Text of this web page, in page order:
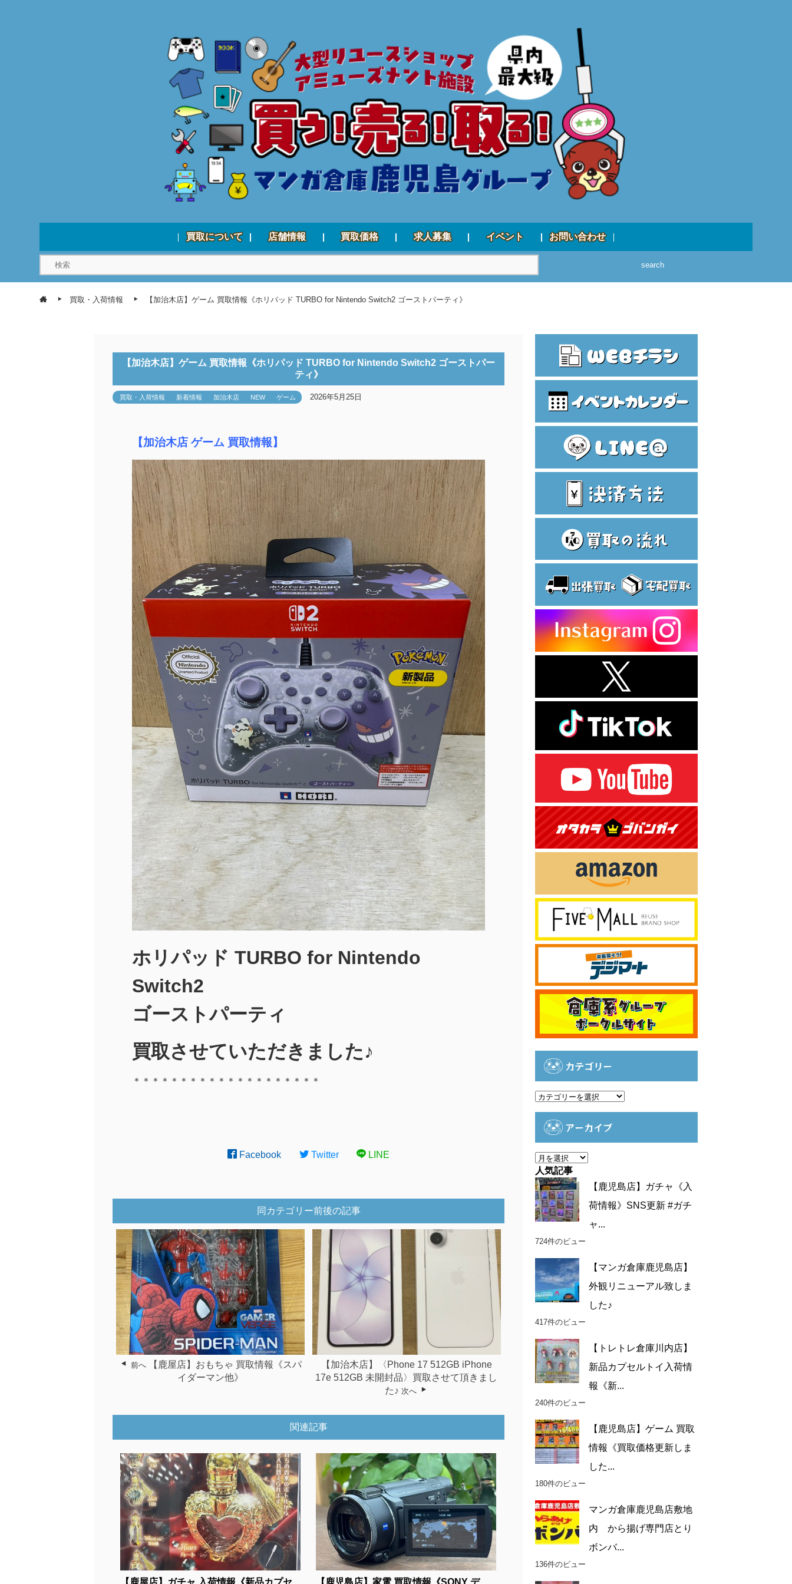
買取について 店舗情報 買取価格 求人募集 イベント お問い合わせ
search
買取・入荷情報 【加治木店】ゲーム 買取情報《ホリパッド TURBO for Nintendo Switch2 ゴーストパーティ》
【加治木店】ゲーム 買取情報《ホリパッド TURBO for Nintendo Switch2 ゴーストパー
ティ》
買取・入荷情報 新着情報 加治木店 NEW ゲーム 2026年5月25日
【加治木店 ゲーム 買取情報】
ホリパッド TURBO for Nintendo
Switch2
ゴーストパーティ
買取させていただきました♪
＊＊＊＊＊＊＊＊＊＊＊＊＊＊＊＊＊＊＊＊
Facebook Twitter LINE
同カテゴリー前後の記事
前へ
【鹿屋店】おもちゃ 買取情報《スパ
イダーマン他》
【加治木店】〈Phone 17 512GB iPhone
17e 512GB 未開封品〉買取させて頂きまし
た♪ 次へ
関連記事
【鹿屋店】ガチャ 入荷情報《新品カプセ 【鹿児島店】家電 買取情報《SONY デ...
カテゴリー
カ
アーカイブ
ア
ー
カ
イ
ブ
人気記事
【鹿児島店】ガチャ《入
荷情報》SNS更新 #ガチ
ャ...
724件のビュー
【マンガ倉庫鹿児島店】
外観リニューアル致しま
した♪
417件のビュー
【トレトレ倉庫川内店】
新品カプセルトイ入荷情
報《新...
240件のビュー
【鹿児島店】ゲーム 買取
情報《買取価格更新しま
した...
180件のビュー
マンガ倉庫鹿児島店敷地
内 から揚げ専門店とり
ボンバ...
136件のビュー